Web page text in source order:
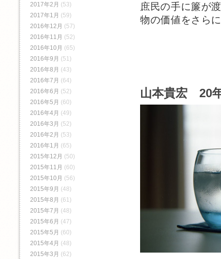
庶民の手に簾が
物の価値をさら
山本貴宏 20
2017年2月 (53)
2017年1月 (59)
2016年12月 (57)
2016年11月 (52)
2016年10月 (65)
2016年9月 (51)
2016年8月 (43)
2016年7月 (64)
2016年6月 (52)
2016年5月 (60)
2016年4月 (49)
2016年3月 (52)
2016年2月 (53)
2016年1月 (65)
2015年12月 (50)
2015年11月 (60)
2015年10月 (56)
2015年9月 (48)
2015年8月 (61)
2015年7月 (48)
2015年6月 (47)
2015年5月 (60)
2015年4月 (48)
2015年3月 (62)